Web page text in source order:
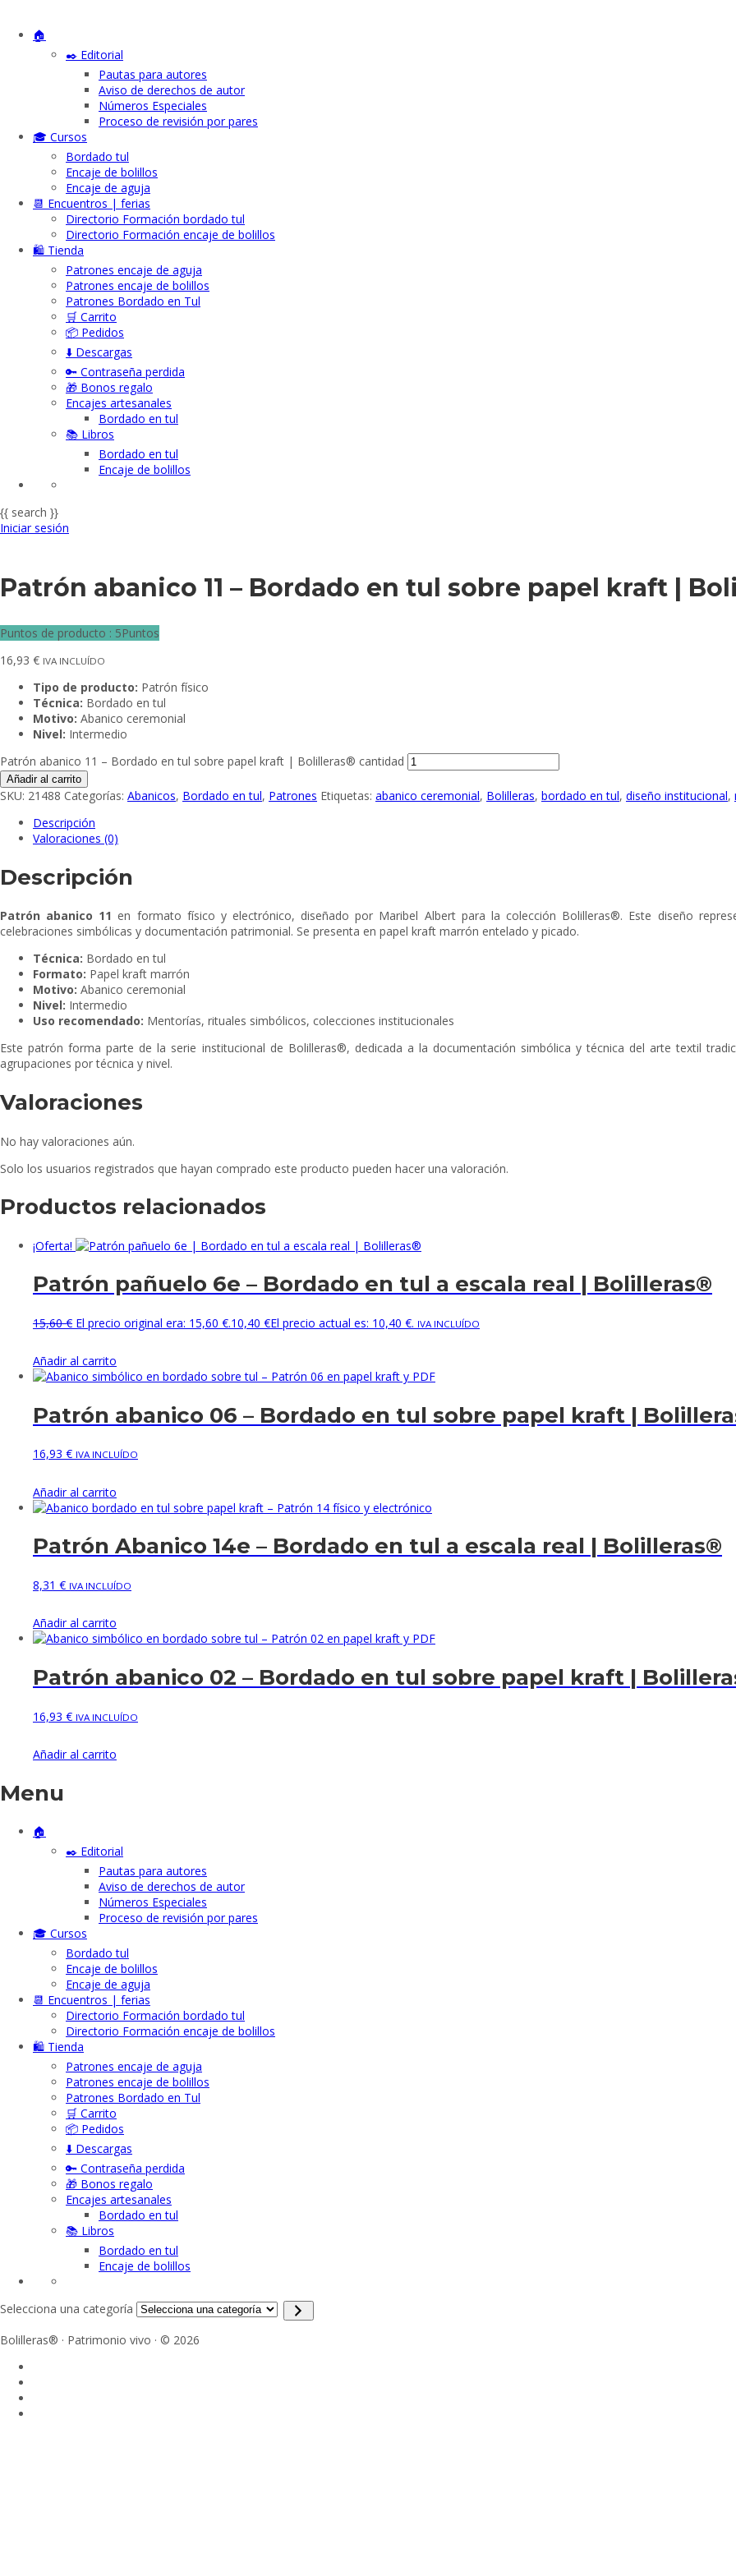
🏠
✒️ Editorial
Pautas para autores
Aviso de derechos de autor
Números Especiales
Proceso de revisión por pares
🎓 Cursos
Bordado tul
Encaje de bolillos
Encaje de aguja
📆 Encuentros | ferias
Directorio Formación bordado tul
Directorio Formación encaje de bolillos
🛍️ Tienda
Patrones encaje de aguja
Patrones encaje de bolillos
Patrones Bordado en Tul
🛒 Carrito
📦 Pedidos
⬇️ Descargas
🔑 Contraseña perdida
🎁 Bonos regalo
Encajes artesanales
Bordado en tul
📚 Libros
Bordado en tul
Encaje de bolillos
{{ search }}
Iniciar sesión
Patrón abanico 11 – Bordado en tul sobre papel kraft |
Puntos de producto : 5Puntos
16,93 € IVA INCLUÍDO
Tipo de producto: Patrón físico
Técnica: Bordado en tul
Motivo: Abanico ceremonial
Nivel: Intermedio
Patrón abanico 11 – Bordado en tul sobre papel kraft | Bolilleras® cantidad
Añadir al carrito
SKU: 21488 Categorías: Abanicos, Bordado en tul, Patrones Etiquetas: abanico ceremonial, Bolilleras, bordado en tul, diseño institucional,
Descripción
Valoraciones (0)
Descripción
Patrón abanico 11 en formato físico y electrónico, diseñado por Maribel Albert para la colección Bolilleras®. Este diseño
celebraciones simbólicas y documentación patrimonial. Se presenta en papel kraft marrón entelado y picado.
Técnica: Bordado en tul
Formato: Papel kraft marrón
Motivo: Abanico ceremonial
Nivel: Intermedio
Uso recomendado: Mentorías, rituales simbólicos, colecciones institucionales
Este patrón forma parte de la serie institucional de Bolilleras®, dedicada a la documentación simbólica y técnica del arte textil
agrupaciones por técnica y nivel.
Valoraciones
No hay valoraciones aún.
Solo los usuarios registrados que hayan comprado este producto pueden hacer una valoración.
Productos relacionados
¡Oferta!
Patrón pañuelo 6e – Bordado en tul a escala real | Bolilleras®
15,60€ El precio original era: 15,60 €.10,40 €El precio actual es: 10,40 €. IVA INCLUÍDO
Añadir al carrito
Patrón abanico 06 – Bordado en tul sobre papel kraft |
16,93 € IVA INCLUÍDO
Añadir al carrito
Patrón Abanico 14e – Bordado en tul a escala real | Bolilleras®
8,31 € IVA INCLUÍDO
Añadir al carrito
Patrón abanico 02 – Bordado en tul sobre papel kraft |
16,93 € IVA INCLUÍDO
Añadir al carrito
Menu
🏠
✒️ Editorial
Pautas para autores
Aviso de derechos de autor
Números Especiales
Proceso de revisión por pares
🎓 Cursos
Bordado tul
Encaje de bolillos
Encaje de aguja
📆 Encuentros | ferias
Directorio Formación bordado tul
Directorio Formación encaje de bolillos
🛍️ Tienda
Patrones encaje de aguja
Patrones encaje de bolillos
Patrones Bordado en Tul
🛒 Carrito
📦 Pedidos
⬇️ Descargas
🔑 Contraseña perdida
🎁 Bonos regalo
Encajes artesanales
Bordado en tul
📚 Libros
Bordado en tul
Encaje de bolillos
Selecciona una categoría
Bolilleras® · Patrimonio vivo · © 2026